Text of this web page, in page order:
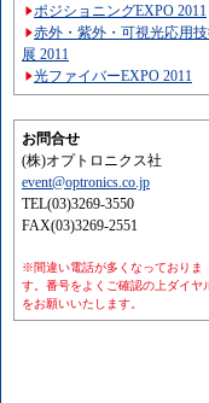
ポジショニングEXPO 2011
赤外・紫外・可視光応用
展 2011
光ファイバーEXPO 2011
お問合せ
(株)オプトロニクス社
event@optronics.co.jp
TEL(03)3269-3550
FAX(03)3269-2551
※間違い電話が多くなっておりま
す。番号をよくご確認の上ダイヤ
をお願いいたします。